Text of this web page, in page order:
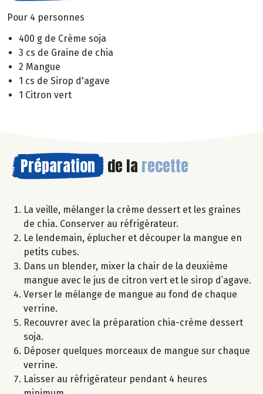
Pour 4 personnes
400 g de Crème soja
3 cs de Graine de chia
2 Mangue
1 cs de Sirop d'agave
1 Citron vert
Préparation de la recette
La veille, mélanger la crème dessert et les graines
de chia. Conserver au réfrigérateur.
Le lendemain, éplucher et découper la mangue en
petits cubes.
Dans un blender, mixer la chair de la deuxième
mangue avec le jus de citron vert et le sirop d’agave.
Verser le mélange de mangue au fond de chaque
verrine.
Recouvrer avec la préparation chia-crème dessert
soja.
Déposer quelques morceaux de mangue sur chaque
verrine.
Laisser au réfrigérateur pendant 4 heures